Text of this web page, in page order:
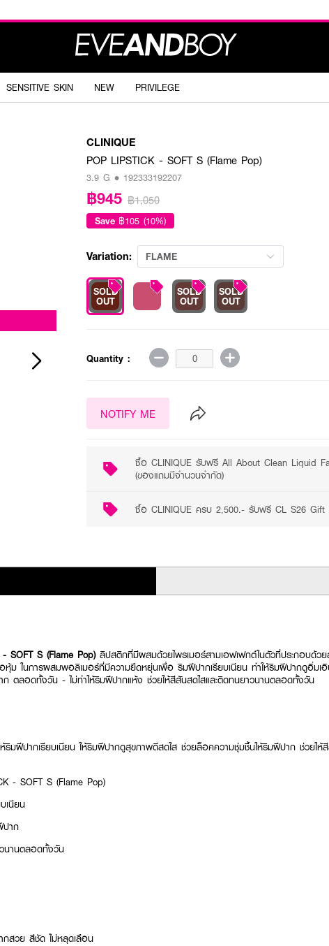
SENSITIVE SKIN NEW PRIVILEGE
CLINIQUE
POP LIPSTICK - SOFT S (Flame Pop)
3.9 G • 192333192207
฿945 ฿1,050
Save ฿105 (10%)
Variation: FLAME
SOLD
OUT
SOLD
OUT
SOLD
OUT
Quantity :
NOTIFY ME
ซื้อ CLINIQUE รับฟรี All About Clean Liquid
(ของแถมมีจำนวนจำกัด)
ซื้อ CLINIQUE ครบ 2,500.- รับฟรี CL S26 Gift
- SOFT S (Flame Pop)ลิปสติกที่มีผสมด้วยไพรเมอร์สามเอฟเฟกต์ในตัวที่ประกอบด้ว
หุ้ม ในการผสมพอลิเมอร์ที่มีความยืดหยุ่นเพื่อ ริมฝีปากเรียบเนียน ทําให้ริมฝีปากดูอิ่มเอิ
ตลอดทั้งวัน - ไม่ทำให้ริมฝีปากแห้ง ช่วยให้สีสันสดใสและติดทนยาวนานตลอดทั้งวัน
มฝีปากเรียบเนียน ให้ริมฝีปากดูสุขภาพดีสดใส ช่วยล็อคความชุ่มชื้นให้ริมฝีปาก ช่วยให้
- SOFT S (Flame Pop)
เนียน
ปาก
นานตลอดทั้งวัน
สวย สีชัด ไม่หลุดเลือน